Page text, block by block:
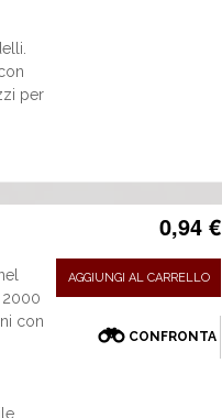
per
0,94 €
AGGIUNGI AL CARRELLO
CONFRONTA
2000
con